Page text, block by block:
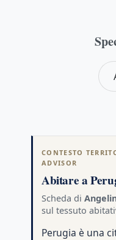
CONTESTO
ADVISOR
Abitare a
Scheda di
sul tessuto
Perugia è una